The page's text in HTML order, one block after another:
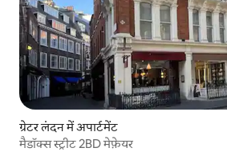
ग्रेटर लंदन में अपार्टमेंट
मैडॉक्स स्ट्रीट 2BD मेफ़ेयर